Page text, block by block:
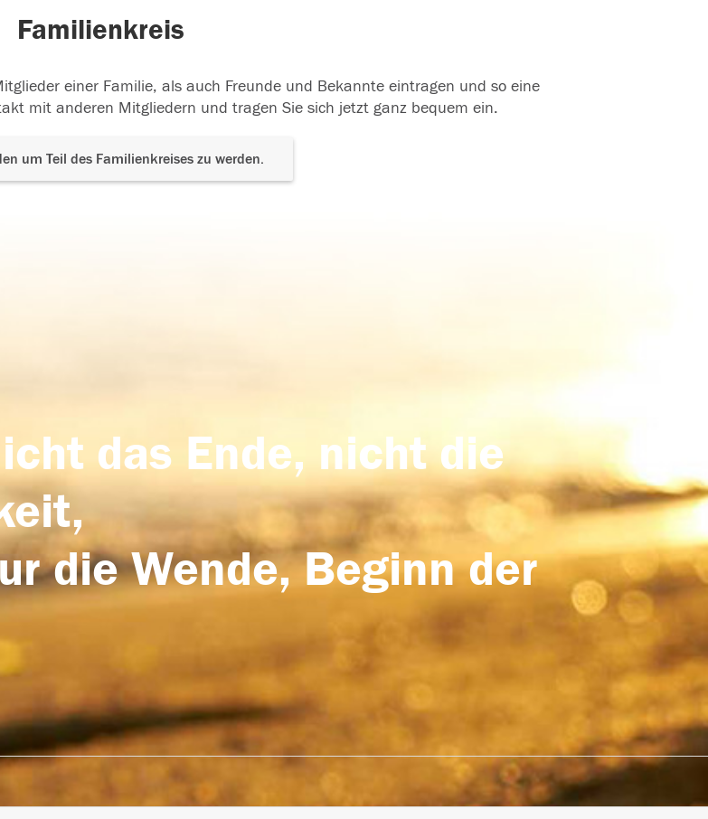
Familienkreis
einer Familie, als auch Freunde und Bekannte eintragen und so eine
mit anderen Mitgliedern und tragen Sie sich jetzt ganz bequem ein.
um Teil des Familienkreises zu werden.
das Ende, nicht die
die Wende, Beginn der